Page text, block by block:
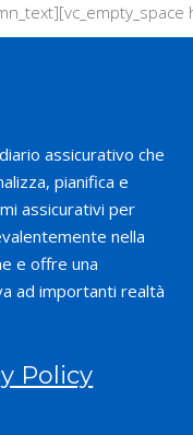
assicurativo che
pianifica e
assicurativi per
nella
e offre una
ad importanti realtà
Policy